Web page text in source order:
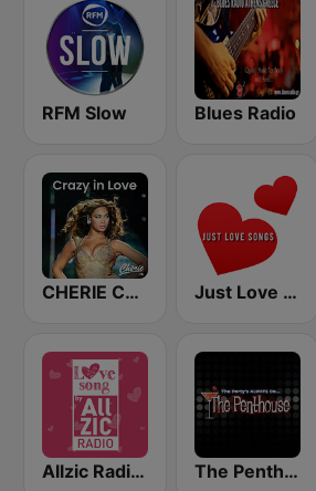
RFM Slow Blues Radio
CHERIE CRAZY IN LOVE Just Love Songs
Allzic Radio LOVE SONG The Penthouse